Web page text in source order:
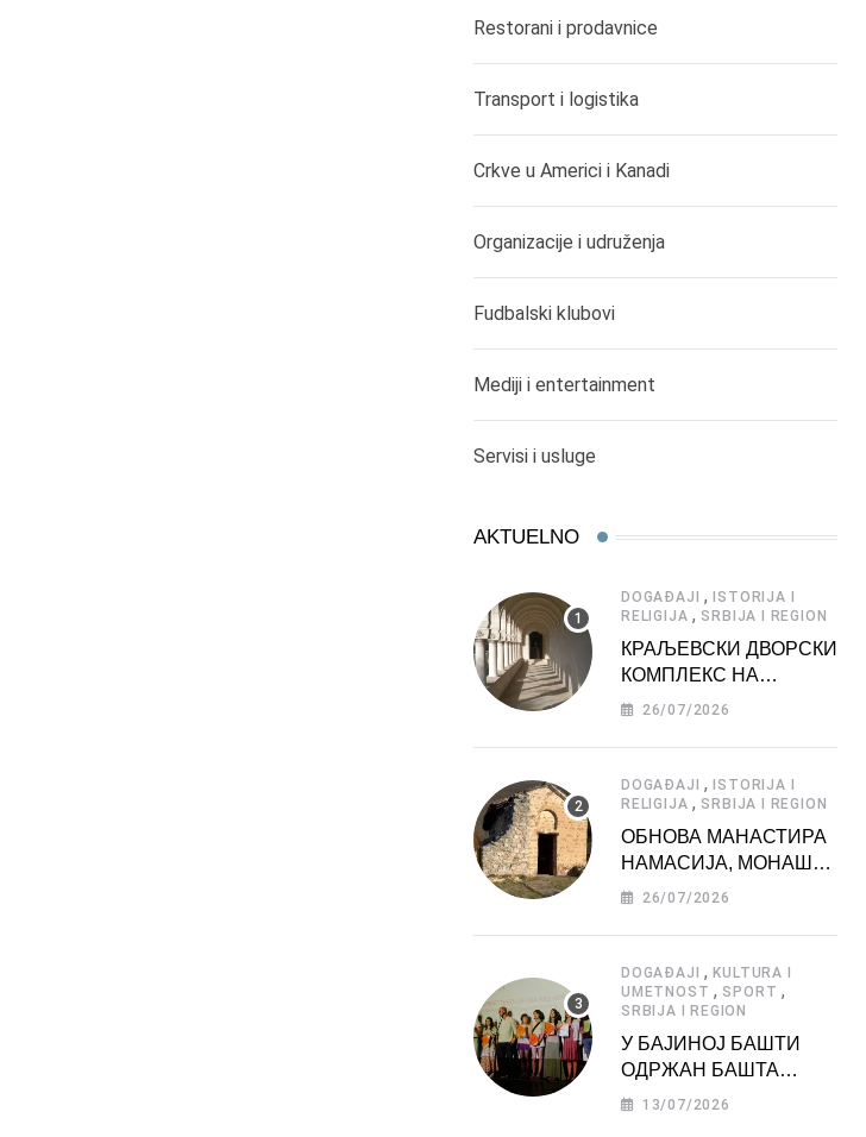
Restorani i prodavnice
Transport i logistika
Crkve u Americi i Kanadi
Organizacije i udruženja
Fudbalski klubovi
Mediji i entertainment
Servisi i usluge
AKTUELNO
DOGAĐAJI , ISTORIJA I
RELIGIJA , SRBIJA I REGION
КРАЉЕВСКИ ДВОРСКИ
КОМПЛЕКС НА
ДЕДИЊУ –
АТРАКЦИЈА
26/07/2026
DOGAĐAJI , ISTORIJA I
RELIGIJA , SRBIJA I REGION
ОБНОВА МАНАСТИРА
НАМАСИЈА, МОНАШКЕ
ЗАДУЖБИНЕ
26/07/2026
DOGAĐAJI ,KULTURA I
UMETNOST , SPORT ,
SRBIJA I REGION
У БАЈИНОЈ БАШТИ
ОДРЖАН БАШТА
ФЕСТ 2026
13/07/2026